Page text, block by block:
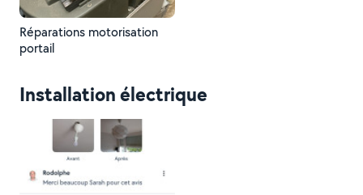
Réparations motorisation
portail
Installation électrique